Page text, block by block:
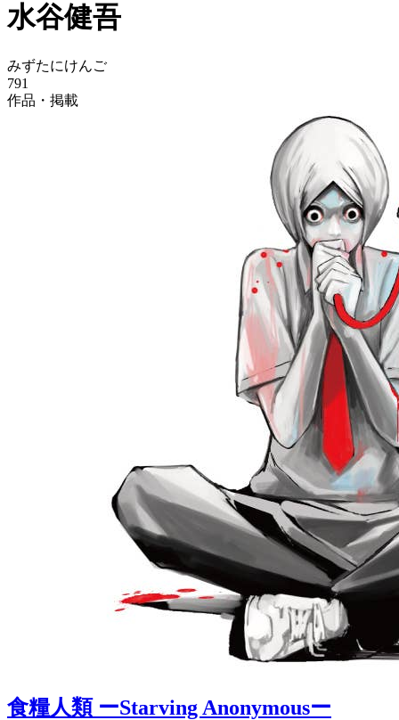
水谷健吾
みずたにけんご
791
作品・掲載
食糧人類 ーStarving Anonymousー